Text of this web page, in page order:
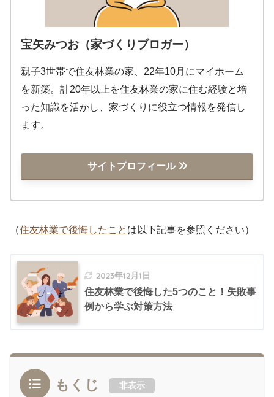
宝矢みつお（家づくりブロガー）
親子3世帯で住友林業の家、22年10月にマイホーム
を新築。計20年以上を住友林業の家に住む経験と培
った知識を活かし、家づくりに役立つ情報を発信し
ます。
サイトプロフィール
（住友林業で後悔したこと は以下記事を参照ください）
2023年12月1日
住友林業で後悔した5つのこと！失敗事
例から学ぶ対策方法
もくじ 非表示